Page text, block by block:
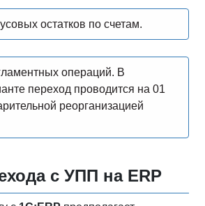
остатков по счетам.
операций. В
переход проводится на 01
реорганизацией
с УПП на ERP